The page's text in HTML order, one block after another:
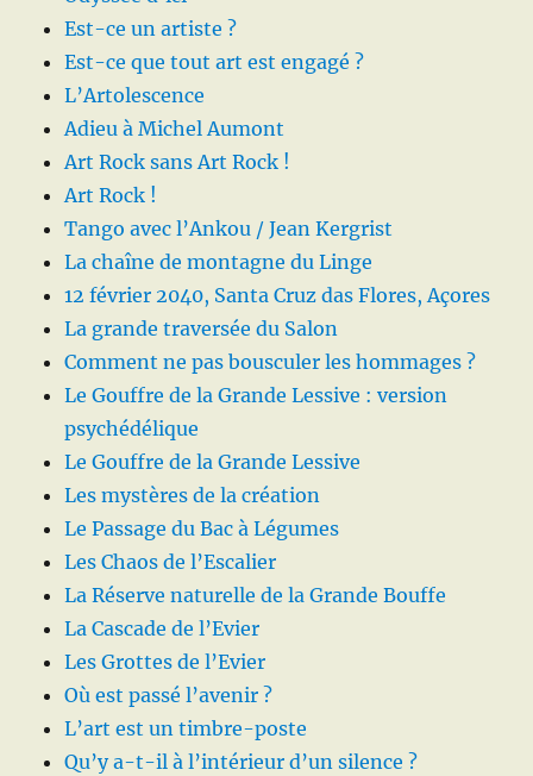
Est-ce un artiste ?
Est-ce que tout art est engagé ?
L’Artolescence
Adieu à Michel Aumont
Art Rock sans Art Rock !
Art Rock !
Tango avec l’Ankou / Jean Kergrist
La chaîne de montagne du Linge
12 février 2040, Santa Cruz das Flores, Açores
La grande traversée du Salon
Comment ne pas bousculer les hommages ?
Le Gouffre de la Grande Lessive : version
psychédélique
Le Gouffre de la Grande Lessive
Les mystères de la création
Le Passage du Bac à Légumes
Les Chaos de l’Escalier
La Réserve naturelle de la Grande Bouffe
La Cascade de l’Evier
Les Grottes de l’Evier
Où est passé l’avenir ?
L’art est un timbre-poste
Qu’y a-t-il à l’intérieur d’un silence ?